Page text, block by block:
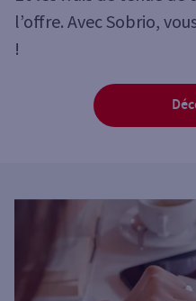
l’offre. Avec Sobrio,
!